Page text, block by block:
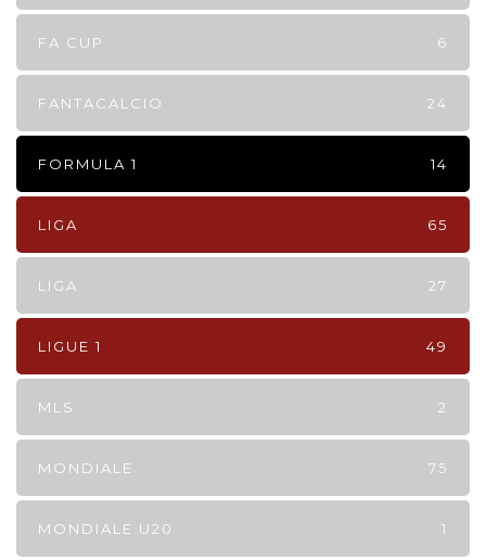
FA CUP 6
FANTACALCIO 24
FORMULA 1 14
LIGA 65
LIGA 27
LIGUE 1 49
MLS 2
MONDIALE 75
MONDIALE U20 1